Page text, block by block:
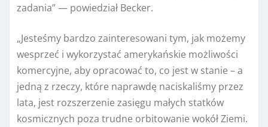
zadania” — powiedział Becker.
„Jesteśmy bardzo zainteresowani tym, jak możemy
wesprzeć i wykorzystać amerykańskie możliwości
komercyjne, aby opracować to, co jest w stanie – a
jedną z rzeczy, które naprawdę naciskaliśmy przez
lata, jest rozszerzenie zasięgu małych statków
kosmicznych poza trudne orbitowanie wokół Ziemi.